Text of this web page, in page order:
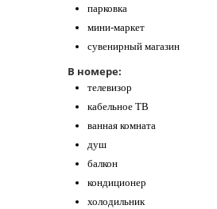
парковка
мини-маркет
сувенирный магазин
В номере:
телевизор
кабельное ТВ
ванная комната
душ
балкон
кондиционер
холодильник